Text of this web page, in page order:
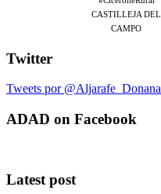
CASTILLEJA DEL
CAMPO
Twitter
Tweets por @Aljarafe_Donana
ADAD on Facebook
Latest post